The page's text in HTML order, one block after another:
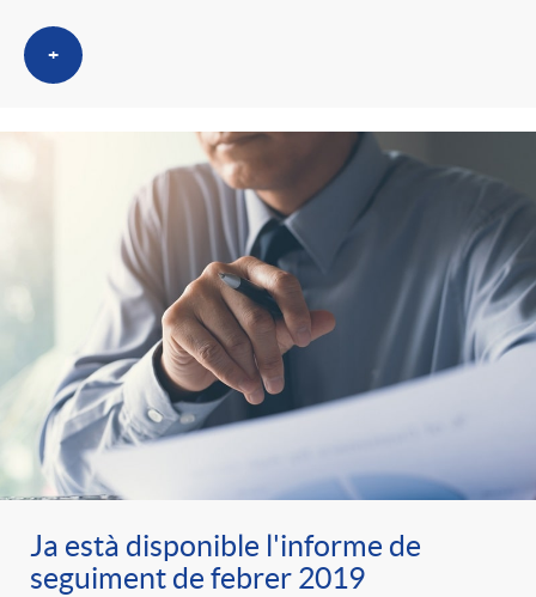
+
Ja està disponible l'informe de
seguiment de febrer 2019